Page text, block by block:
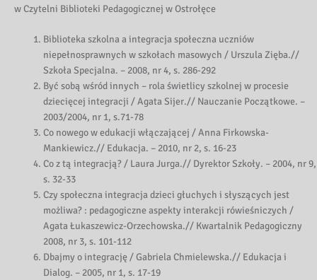
w Czytelni Biblioteki Pedagogicznej w Ostrołęce
Biblioteka szkolna a integracja społeczna uczniów
niepełnosprawnych w szkołach masowych / Urszula Zięba.//
Szkoła Specjalna. – 2008, nr 4, s. 286-292
Być sobą wśród innych – rola świetlicy szkolnej w procesie
dziecięcej integracji / Agata Sijer.// Nauczanie Początkowe. –
2003/2004, nr 1, s.71-78
Co nowego w edukacji włączającej / Anna Firkowska-
Mankiewicz.// Edukacja. – 2010, nr 2, s. 16-23
Co z tą integracją? / Laura Jurga.// Dyrektor Szkoły. – 2004, nr 9,
s. 32-33
Czy społeczna integracja dzieci głuchych i słyszących jest
możliwa? : pedagogiczne aspekty interakcji rówieśniczych /
Agata Łukaszewicz-Orzechowska.// Kwartalnik Pedagogiczny
2008, nr 3, s. 101-112
Dbajmy o integrację / Gabriela Chmielewska.// Edukacja i
Dialog. – 2005, nr 1, s. 17-19